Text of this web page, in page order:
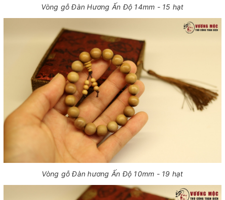
Vòng gỗ Đàn Hương Ấn Độ 14mm - 15 hạt
Vòng gỗ Đàn hương Ấn Độ 10mm - 19 hạt